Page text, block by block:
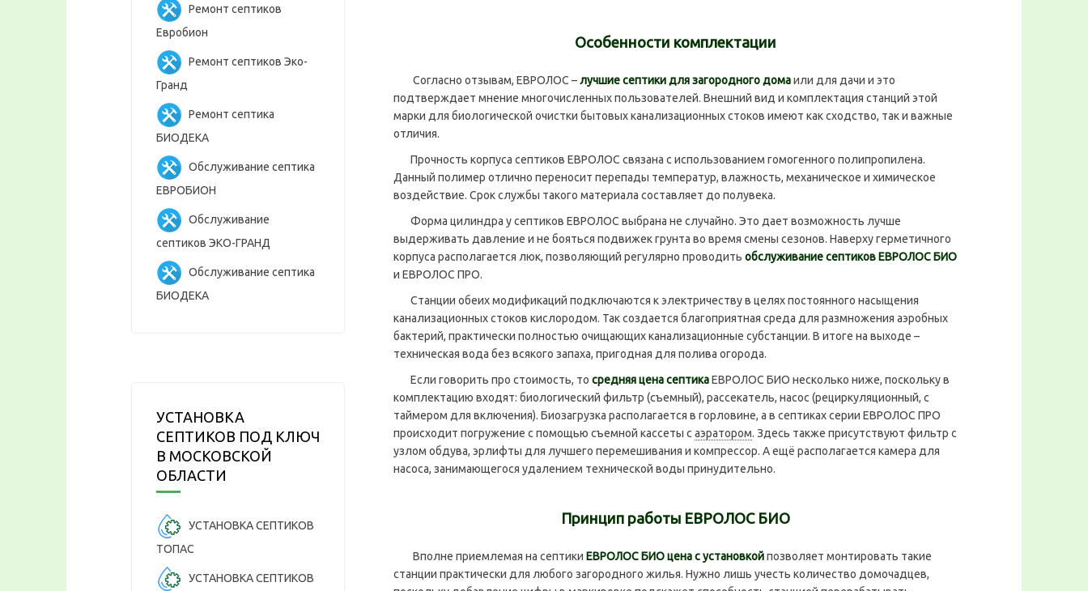
Особенности комплектации
Согласно отзывам, ЕВРОЛОС –лучшие септики для загородного домаили для дачи и это
подтверждает мнение многочисленных пользователей. Внешний вид и комплектация станций этой
марки для биологической очистки бытовых канализационных стоков имеют как сходство, так и важные
отличия.
Прочность корпуса септиков ЕВРОЛОС связана с использованием гомогенного полипропилена.
Данный полимер отлично переносит перепады температур, влажность, механическое и химическое
воздействие. Срок службы такого материала составляет до полувека.
Форма цилиндра у септиков ЕВРОЛОС выбрана не случайно. Это дает возможность лучше
выдерживать давление и не бояться подвижек грунта во время смены сезонов. Наверху герметичного
корпуса располагается люк, позволяющий регулярно проводить обслуживание септиков ЕВРОЛОС БИО
и ЕВРОЛОС ПРО.
Станции обеих модификаций подключаются к электричеству в целях постоянного насыщения
канализационных стоков кислородом. Так создается благоприятная среда для размножения аэробных
бактерий, практически полностью очищающих канализационные субстанции. В итоге на выходе –
техническая вода без всякого запаха, пригодная для полива огорода.
Если говорить про стоимость, то средняя цена септикаЕВРОЛОС БИО несколько ниже, поскольку в
комплектацию входят: биологический фильтр (съемный), рассекатель, насос (рециркуляционный, с
таймером для включения). Биозагрузка располагается в горловине, а в септиках серии ЕВРОЛОС ПРО
происходит погружение с помощью съемной кассеты с аэратором. Здесь также присутствуют фильтр с
узлом обдува, эрлифты для лучшего перемешивания и компрессор. А ещё располагается камера для
насоса, занимающегося удалением технической воды принудительно.
Принцип работы ЕВРОЛОС БИО
Вполне приемлемая на септики ЕВРОЛОС БИО цена с установкойпозволяет монтировать такие
станции практически для любого загородного жилья. Нужно лишь учесть количество домочадцев,
Ремонт септиков
Евробион
Ремонт септиков Эко-
Гранд
Ремонт септика
БИОДЕКА
Обслуживание септика
ЕВРОБИОН
Обслуживание
септиков ЭКО-ГРАНД
Обслуживание септика
БИОДЕКА
УСТАНОВКА
СЕПТИКОВ ПОД КЛЮЧ
В МОСКОВСКОЙ
ОБЛАСТИ
УСТАНОВКА СЕПТИКОВ
ТОПАС
УСТАНОВКА СЕПТИКОВ